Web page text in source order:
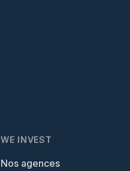
WE INVEST
Nos agences